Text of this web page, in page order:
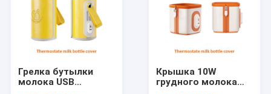
Грелка бутылки
молока USB
Крышка 10W
грудного молока